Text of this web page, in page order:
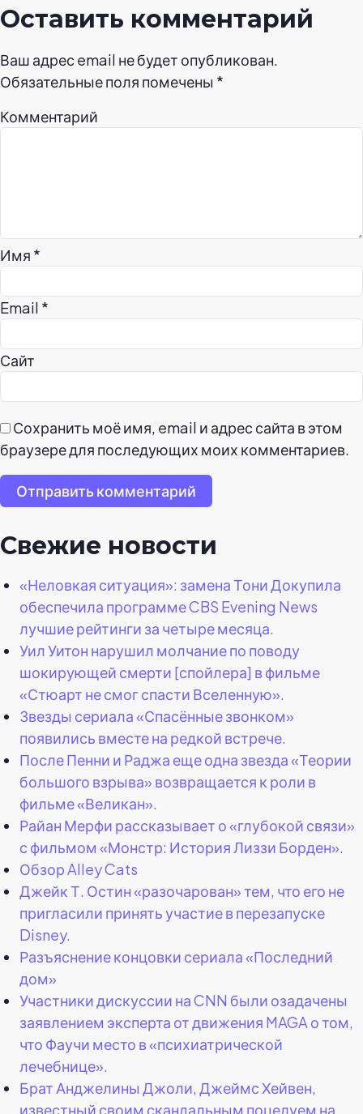
Оставить комментарий
Ваш адрес email не будет опубликован.
Обязательные поля помечены *
Комментарий
Имя *
Email *
Сайт
Сохранить моё имя, email и адрес сайта в этом
браузере для последующих моих комментариев.
Отправить комментарий
Свежие новости
«Неловкая ситуация»: замена Тони Докупила
обеспечила программе CBS Evening News
лучшие рейтинги за четыре месяца.
Уил Уитон нарушил молчание по поводу
шокирующей смерти [спойлера] в фильме
«Стюарт не смог спасти Вселенную».
Звезды сериала «Спасённые звонком»
появились вместе на редкой встрече.
После Пенни и Раджа еще одна звезда «Теории
большого взрыва» возвращается к роли в
фильме «Великан».
Райан Мерфи рассказывает о «глубокой связи»
с фильмом «Монстр: История Лиззи Борден».
Обзор Alley Cats
Джейк Т. Остин «разочарован» тем, что его не
пригласили принять участие в перезапуске
Disney.
Разъяснение концовки сериала «Последний
дом»
Участники дискуссии на CNN были озадачены
заявлением эксперта от движения MAGA о том,
что Фаучи место в «психиатрической
лечебнице».
Брат Анджелины Джоли, Джеймс Хейвен,
известный своим скандальным поцелуем на